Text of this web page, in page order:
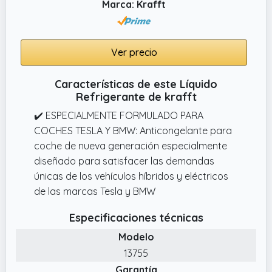
Marca: Krafft
Ver precio
Características de este Líquido
Refrigerante de krafft
✔️ ESPECIALMENTE FORMULADO PARA
COCHES TESLA Y BMW: Anticongelante para
coche de nueva generación especialmente
diseñado para satisfacer las demandas
únicas de los vehículos híbridos y eléctricos
de las marcas Tesla y BMW
Especificaciones técnicas
Modelo
13755
Garantía